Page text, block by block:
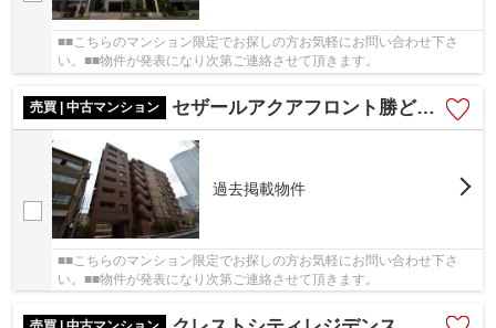
■■こちらのマンション限定でお探しの方お気軽にお問い合わせ下さ
い。■■物件が発表になり次第ご連絡させて頂きます。
売買 | 中古マンション セザールアクアフロント勝どきイースト
過去掲載物件
■■こちらのマンション限定でお探しの方お気軽にお問い合わせ下さ
い。■■物件が発表になり次第ご連絡させて頂きます。